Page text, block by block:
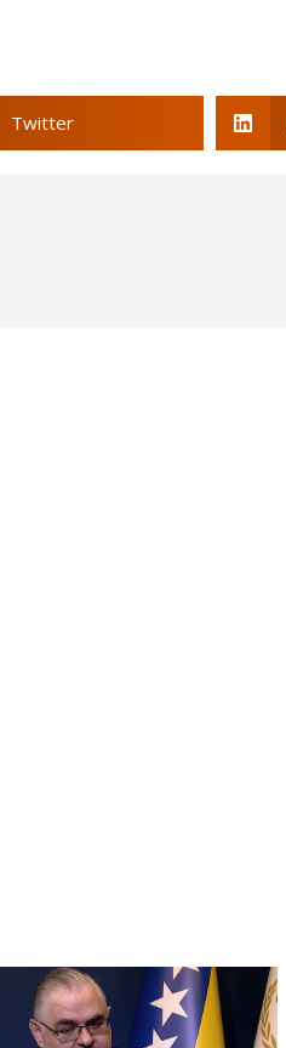
Twitter